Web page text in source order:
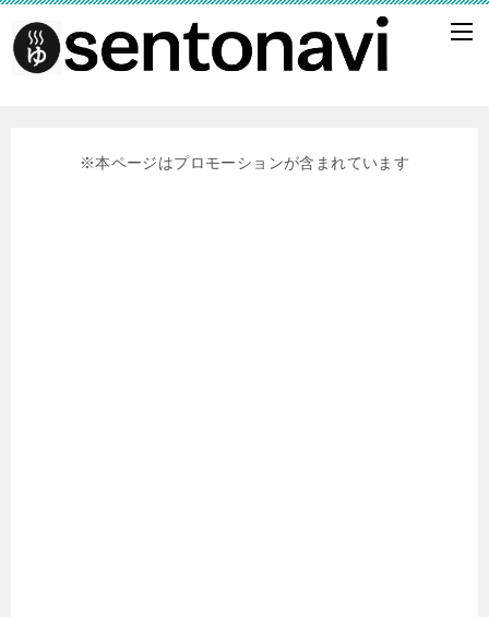
※本ページはプロモーションが含まれています